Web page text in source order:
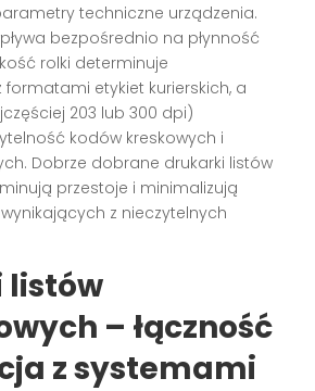
techniczne urządzenia.
bezpośrednio na płynność
rolki determinuje
etykiet kurierskich, a
203 lub 300 dpi)
kodów kreskowych i
Dobrze dobrane drukarki listów
przestoje i minimalizują
z nieczytelnych
listów
– łączność
z systemami